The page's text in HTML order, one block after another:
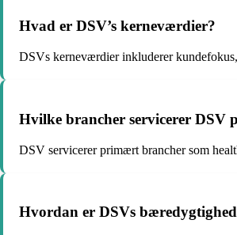
Hvad er DSV’s kerneværdier?
DSVs kerneværdier inkluderer
Hvilke brancher servicerer DSV
DSV servicerer primært brancher som
Hvordan er DSVs